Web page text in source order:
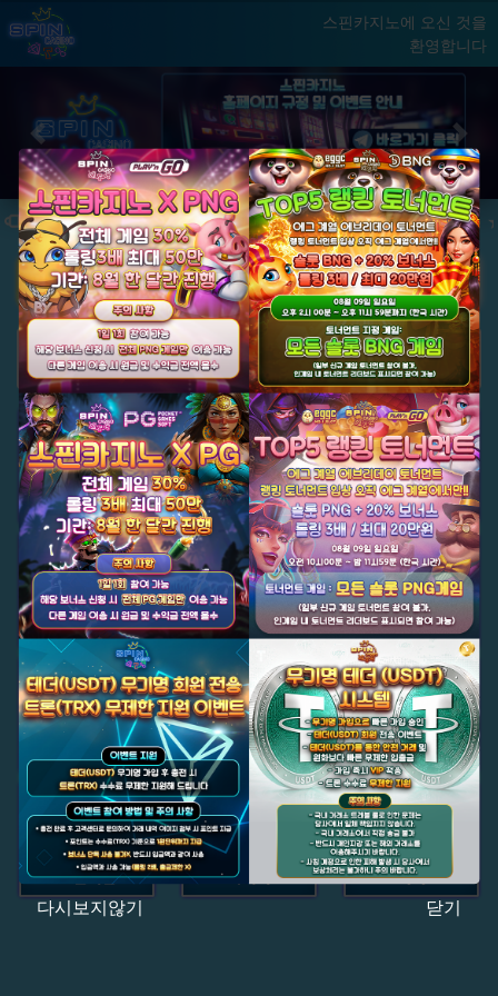
다시보지않기 닫기
스핀카지노에 오신 것을
환영합니다
게임
Previous
Next
★ 국내 최초, 국내 슬롯 1등 에그계열 ★ ★